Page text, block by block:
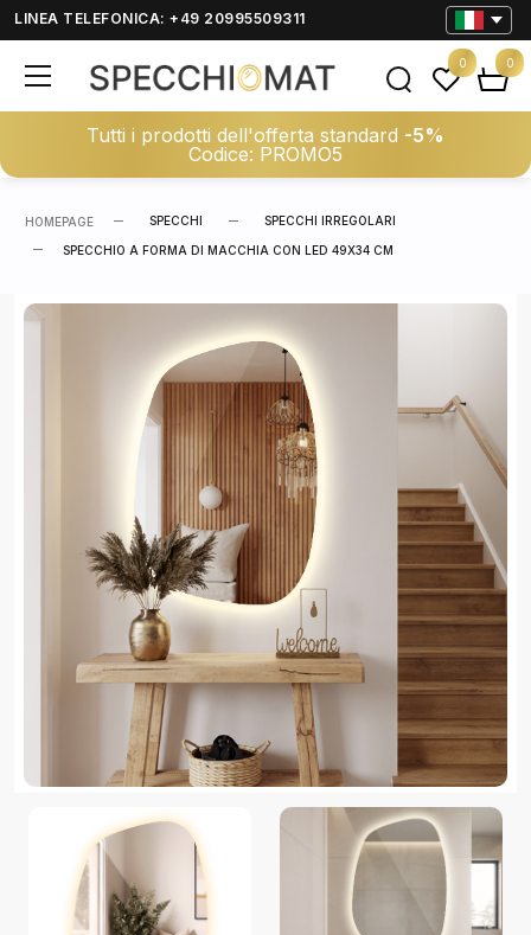
LINEA TELEFONICA: +49 20995509311
Tutti i prodotti dell'offerta standard -5%
Codice: PROMO5
0 0
HOMEPAGE SPECCHI SPECCHI IRREGOLARI
SPECCHIO A FORMA DI MACCHIA CON LED 49X34 CM